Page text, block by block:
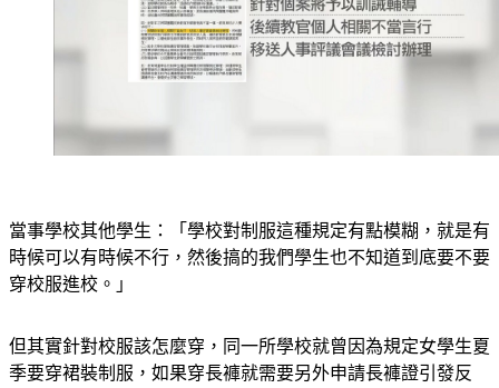
當事學校其他學生：「學校對制服這種規定有點模糊，就是有
時候可以有時候不行，然後搞的我們學生也不知道到底要不要
穿校服進校。」
但其實針對校服該怎麼穿，同一所學校就曾因為規定女學生夏
季要穿裙裝制服，如果穿長褲就需要另外申請長褲證引發反